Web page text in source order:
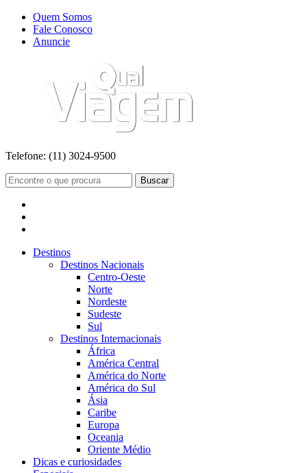
Quem Somos
Fale Conosco
Anuncie
Telefone: (11) 3024-9500
Buscar
Destinos
Destinos Nacionais
Centro-Oeste
Norte
Nordeste
Sudeste
Sul
Destinos Internacionais
África
América Central
América do Norte
América do Sul
Ásia
Caribe
Europa
Oceania
Oriente Médio
Dicas e curiosidades